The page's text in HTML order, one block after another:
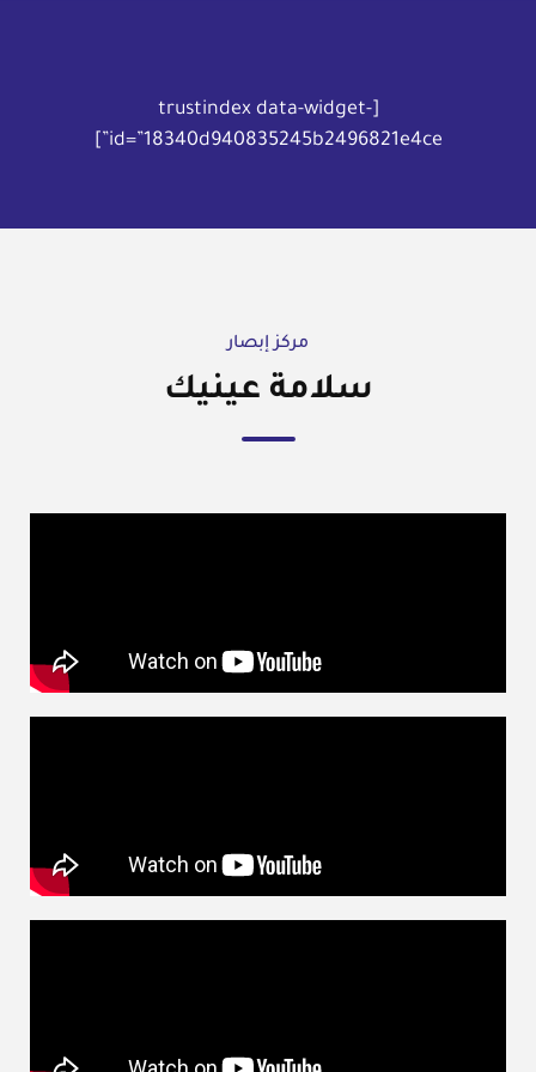
[trustindex data-widget-
id=”18340d940835245b2496821e4ce”]
مركز إبصار
سلامة عينيك